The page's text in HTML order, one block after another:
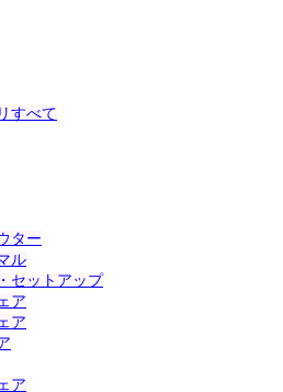
すべて
ター
ル
セットアップ
ア
ア
ア